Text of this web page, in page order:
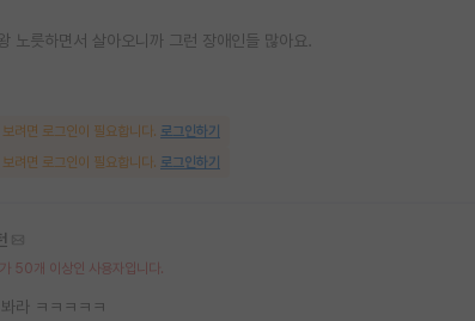
노릇하면서 살아오니까 그런 장애인들 많아요.
려면 로그인이 필요합니다. 로그인하기
려면 로그인이 필요합니다. 로그인하기
50개 이상인 사용자입니다.
라 ㅋㅋㅋㅋㅋ